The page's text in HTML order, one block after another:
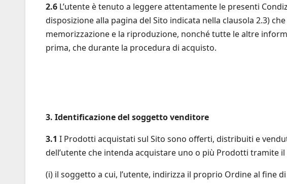
2.6 L’utente è tenuto a leggere attentamente le presenti
disposizione alla pagina del Sito indicata nella clausola 2.3)
memorizzazione e la riproduzione, nonché tutte le altre
prima, che durante la procedura di acquisto.
3. Identificazione del soggetto venditore
3.1 I Prodotti acquistati sul Sito sono offerti, distribuiti e
dell’utente che intenda acquistare uno o più Prodotti tramite il
(i) il soggetto a cui, l’utente, indirizza il proprio Ordine al fine